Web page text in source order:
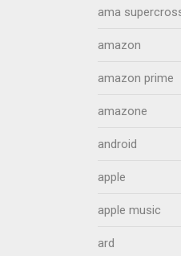
ama
amazon
amazon prime
amazone
android
apple
apple music
ard